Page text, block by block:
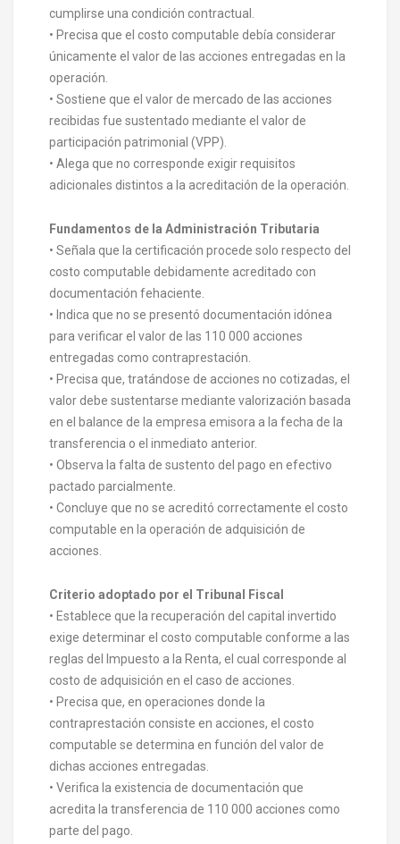
cumplirse una condición contractual.
• Precisa que el costo computable debía considerar
únicamente el valor de las acciones entregadas en la
operación.
• Sostiene que el valor de mercado de las acciones
recibidas fue sustentado mediante el valor de
participación patrimonial (VPP).
• Alega que no corresponde exigir requisitos
adicionales distintos a la acreditación de la operación.
Fundamentos de la Administración Tributaria
• Señala que la certificación procede solo respecto del
costo computable debidamente acreditado con
documentación fehaciente.
• Indica que no se presentó documentación idónea
para verificar el valor de las 110 000 acciones
entregadas como contraprestación.
• Precisa que, tratándose de acciones no cotizadas, el
valor debe sustentarse mediante valorización basada
en el balance de la empresa emisora a la fecha de la
transferencia o el inmediato anterior.
• Observa la falta de sustento del pago en efectivo
pactado parcialmente.
• Concluye que no se acreditó correctamente el costo
computable en la operación de adquisición de
acciones.
Criterio adoptado por el Tribunal Fiscal
• Establece que la recuperación del capital invertido
exige determinar el costo computable conforme a las
reglas del Impuesto a la Renta, el cual corresponde al
costo de adquisición en el caso de acciones.
• Precisa que, en operaciones donde la
contraprestación consiste en acciones, el costo
computable se determina en función del valor de
dichas acciones entregadas.
• Verifica la existencia de documentación que
acredita la transferencia de 110 000 acciones como
parte del pago.